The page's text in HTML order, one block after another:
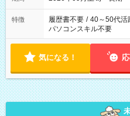
特徴 履歴書不要 / 40～50代活
パソコンスキル不要
気になる！